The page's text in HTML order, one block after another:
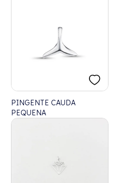
PINGENTE CAUDA
PEQUENA